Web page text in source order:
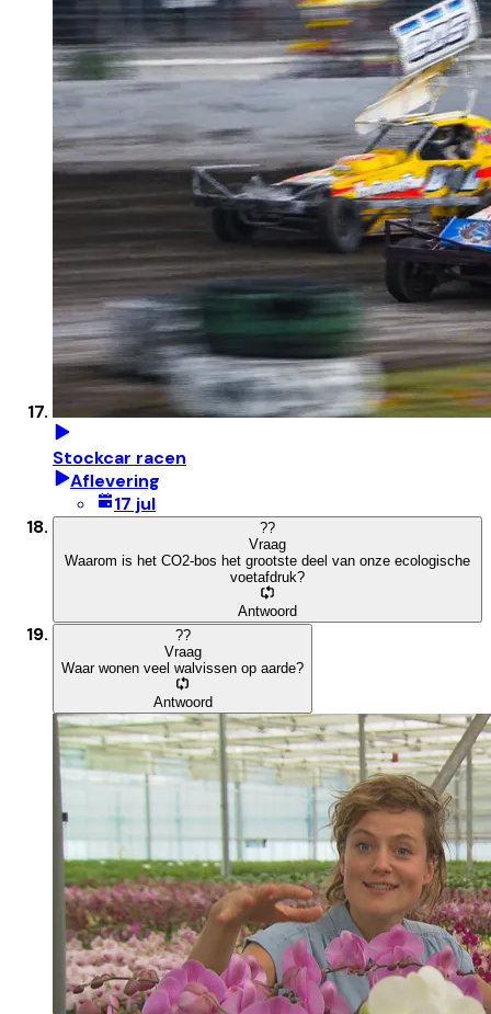
Stockcar racen
Aflevering
17 jul
??
Vraag
Waarom is het CO2-bos het grootste deel van onze ecologische
voetafdruk?
Antwoord
??
Vraag
Waar wonen veel walvissen op aarde?
Antwoord